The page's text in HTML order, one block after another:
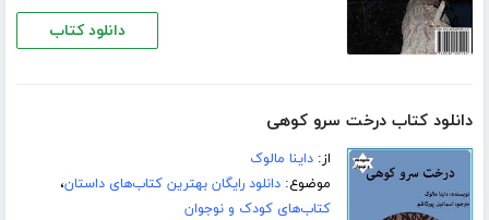
دانلود کتاب
دانلود کتاب درخت سرو کوهی
از:داینا مالوک
موضوع:دانلود رایگان بهترین کتاب‌های داستان،
کتاب‌های کودک و نوجوان